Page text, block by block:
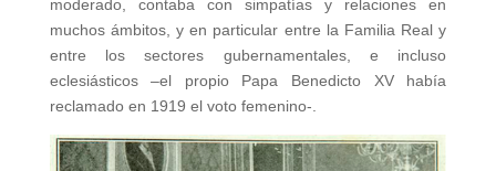
moderado, contaba con simpatías y relaciones en
muchos ámbitos, y en particular entre la Familia Real y
entre los sectores gubernamentales, e incluso
eclesiásticos –el propio Papa Benedicto XV había
reclamado en 1919 el voto femenino-.